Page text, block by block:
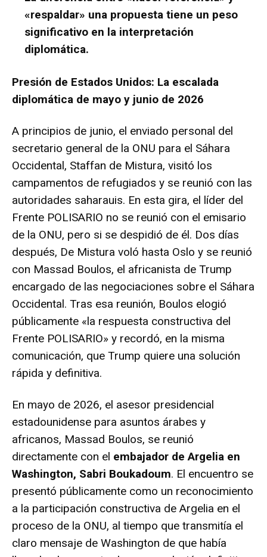
«respaldar» una propuesta tiene un peso
significativo en la interpretación
diplomática.
Presión de Estados Unidos: La escalada
diplomática de mayo y junio de 2026
A principios de junio, el enviado personal del
secretario general de la ONU para el Sáhara
Occidental, Staffan de Mistura, visitó los
campamentos de refugiados y se reunió con las
autoridades saharauis. En esta gira, el líder del
Frente POLISARIO no se reunió con el emisario
de la ONU, pero si se despidió de él. Dos días
después, De Mistura voló hasta Oslo y se reunió
con Massad Boulos, el africanista de Trump
encargado de las negociaciones sobre el Sáhara
Occidental. Tras esa reunión, Boulos elogió
públicamente «la respuesta constructiva del
Frente POLISARIO» y recordó, en la misma
comunicación, que Trump quiere una solución
rápida y definitiva.
En mayo de 2026, el asesor presidencial
estadounidense para asuntos árabes y
africanos, Massad Boulos, se reunió
directamente con el embajador de Argelia en
Washington, Sabri Boukadoum. El encuentro se
presentó públicamente como un reconocimiento
a la participación constructiva de Argelia en el
proceso de la ONU, al tiempo que transmitía el
claro mensaje de Washington de que había